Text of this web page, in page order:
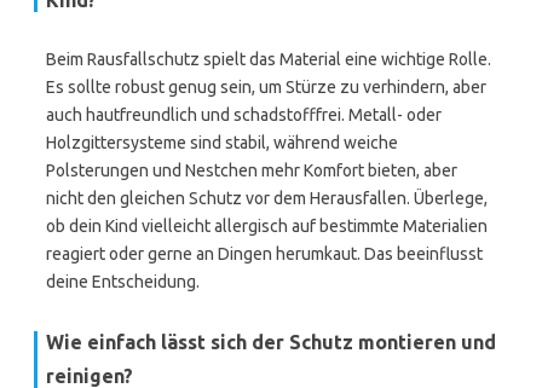
Beim Rausfallschutz spielt das Material eine wichtige Rolle.
Es sollte robust genug sein, um Stürze zu verhindern, aber
auch hautfreundlich und schadstofffrei. Metall- oder
Holzgittersysteme sind stabil, während weiche
Polsterungen und Nestchen mehr Komfort bieten, aber
nicht den gleichen Schutz vor dem Herausfallen. Überlege,
ob dein Kind vielleicht allergisch auf bestimmte Materialien
reagiert oder gerne an Dingen herumkaut. Das beeinflusst
deine Entscheidung.
Wie einfach lässt sich der Schutz montieren und
reinigen?